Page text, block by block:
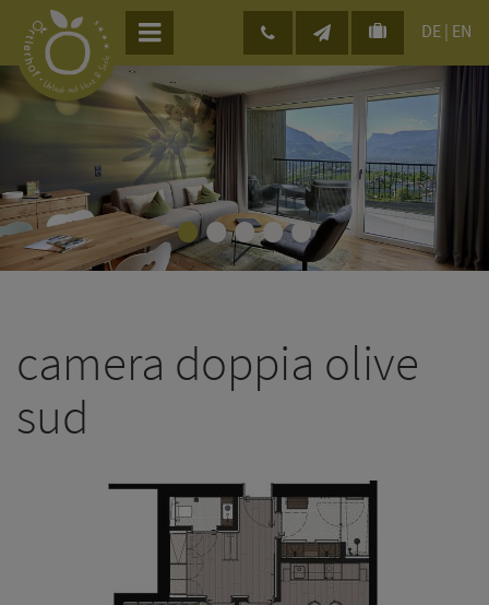
DE EN
•••••
camera doppia olive
sud